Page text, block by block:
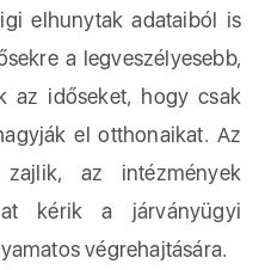
elhunytak adataiból is
a legveszélyesebb,
az időseket, hogy csak
el otthonaikat. Az
zajlik, az intézmények
kérik a járványügyi
végrehajtására.